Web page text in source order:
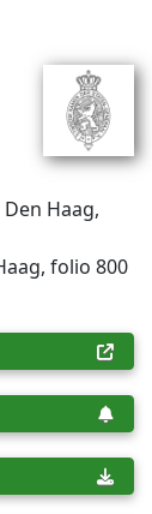
Haag,
folio 800